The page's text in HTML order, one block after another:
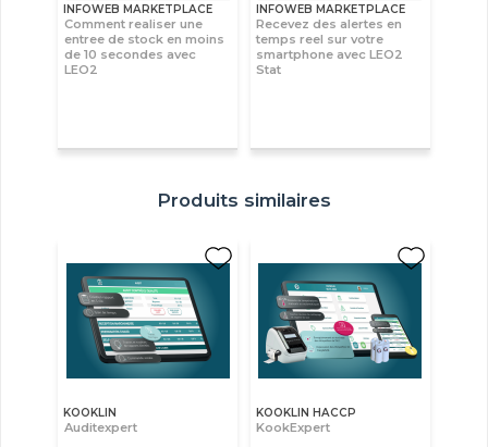
INFOWEB MARKETPLACE
Comment realiser une
entree de stock en moins
de 10 secondes avec
LEO2
INFOWEB MARKETPLACE
Recevez des alertes en
temps reel sur votre
smartphone avec LEO2
Stat
Produits similaires
KOOKLIN
Auditexpert
KOOKLIN HACCP
KookExpert